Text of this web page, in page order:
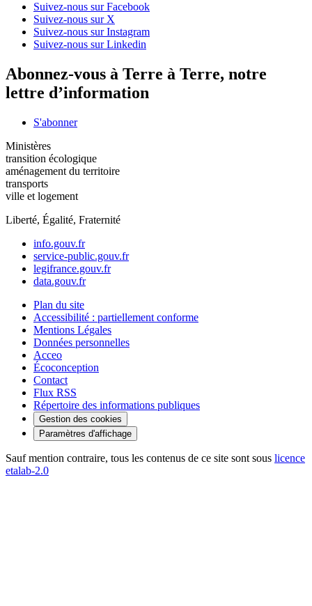
Suivez-nous sur Facebook
Suivez-nous sur X
Suivez-nous sur Instagram
Suivez-nous sur Linkedin
Abonnez-vous à Terre à Terre, notre
lettre d’information
S'abonner
Ministères
transition écologique
aménagement du territoire
transports
ville et logement
Liberté, Égalité, Fraternité
info.gouv.fr
service-public.gouv.fr
legifrance.gouv.fr
data.gouv.fr
Plan du site
Accessibilité : partiellement conforme
Mentions Légales
Données personnelles
Acceo
Écoconception
Contact
Flux RSS
Répertoire des informations publiques
Gestion des cookies
Paramètres d'affichage
Sauf mention contraire, tous les contenus de ce site sont sous licence
etalab-2.0